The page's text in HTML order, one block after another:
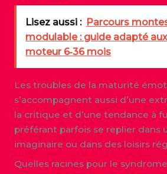
Lisez aussi : Parcours
modulable : guide adapté
moteur 6‑36 mois
Les troubles de la maturité
s’accompagnent aussi d’une
la critique et d’une tendance à
préférant parfois se replier dans
imaginaire ou dans des loisirs
Quelles racines pour le